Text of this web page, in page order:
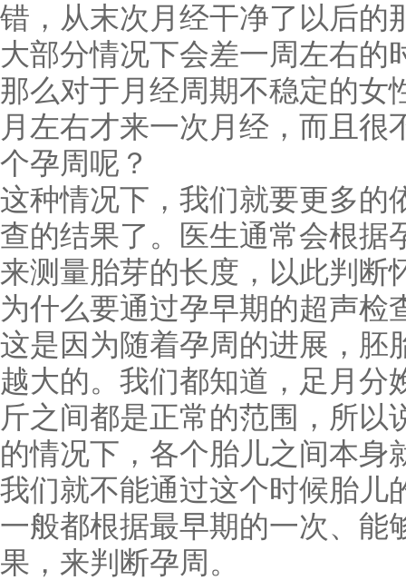
错，从末次月经干净了以后的
大部分情况下会差一周左右的
那么对于月经周期不稳定的女
月左右才来一次月经，而且
个孕周呢？
这种情况下，我们就要更多的
查的结果了。医生通常会根据
来测量胎芽的长度，以此判断
为什么要通过孕早期的超声检
这是因为随着孕周的进展，胚
越大的。我们都知道，足月分
斤之间都是正常的范围，所以
的情况下，各个胎儿之间本身
我们就不能通过这个时候胎儿
一般都根据最早期的一次、能
果，来判断孕周。